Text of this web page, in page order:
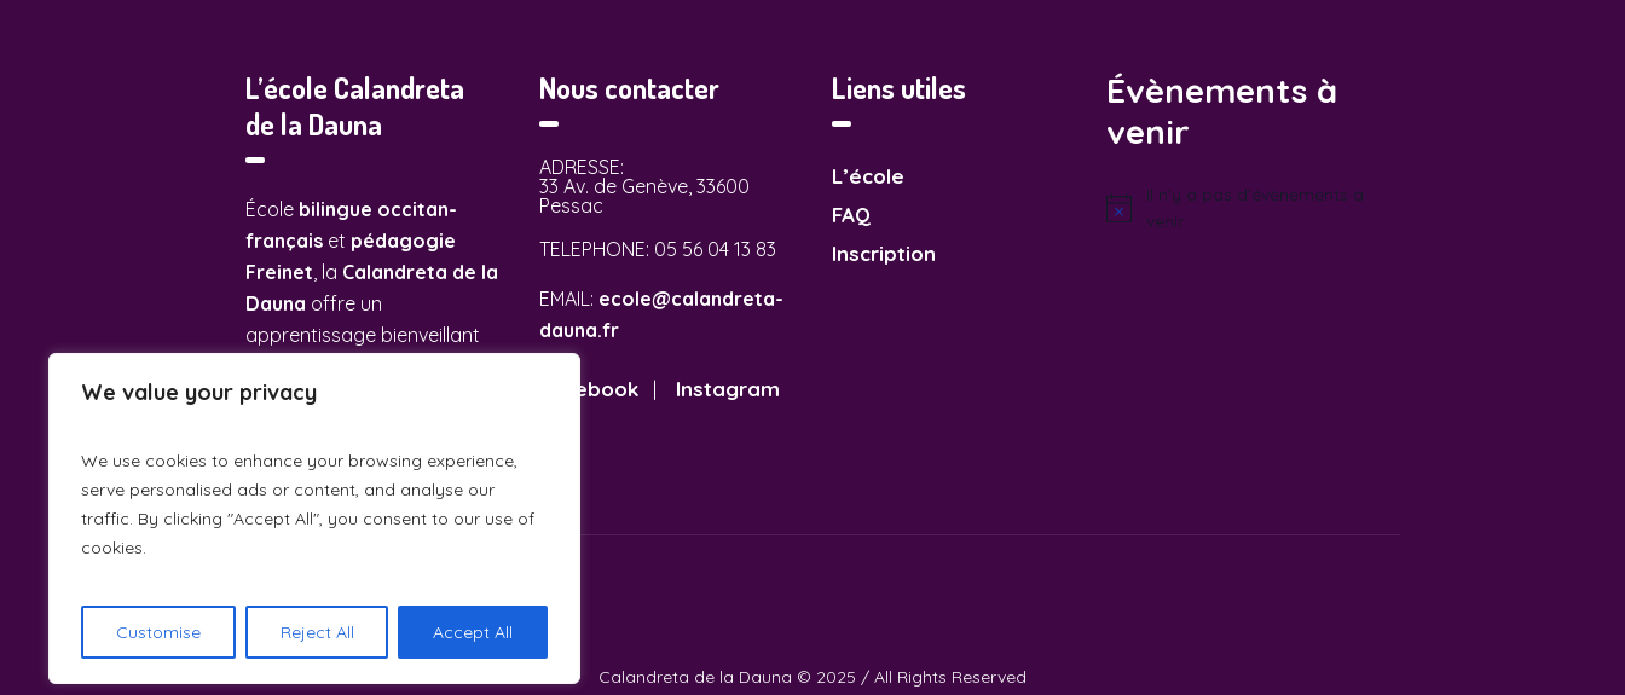
We value your privacy
We use cookies to enhance your browsing experience,
serve personalised ads or content, and analyse our
traffic. By clicking "Accept All", you consent to our use of
cookies.
Customise Reject All Accept All
L’école Calandreta
de la Dauna
École bilingue occitan-
françaiset pédagogie
Freinet, la Calandreta de la
Dauna offre un
apprentissage bienveillant
ambiance familiale.
Nous contacter
ADRESSE:
33 Av. de Genève, 33600
Pessac
TELEPHONE: 05 56 04 13 83
EMAIL: ecole@calandreta-
dauna.fr
Facebook| Instagram
Liens utiles
L’école
FAQ
Inscription
Évènements à
venir
Notice
Il n’y a pas d’évènements à
venir.
Calandreta de la Dauna © 2025 / All Rights Reserved